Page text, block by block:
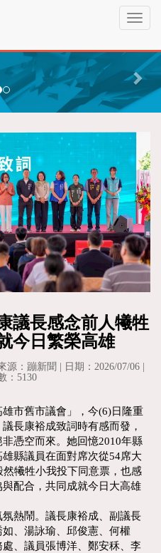
T
g
l
e
g
a
t
o
n
N
e
x
t
議長感念前人犧牲
今日繁榮高雄
：蹦新聞 | 日期：2026/07/06 |
：5130
市舊市議會」，今(6)日隆重
長康裕成致詞時有感而發，
憑空而來。她回憶2010年縣
縣議員在面對席次從54席大
犧牲小我投下同意票，也感
配合，共同成就今日大高雄
熱鬧。議長康裕成、副議長
、湯詠瑜、邱俊憲、何權
、議員張博洋、鄭安秝、李